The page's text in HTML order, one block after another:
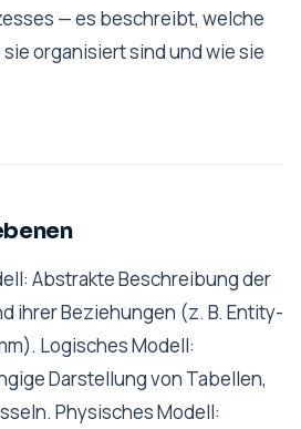
— es beschreibt, welche
organisiert sind und wie sie
Abstrakte Beschreibung der
ihrer Beziehungen (z. B. Entity-
Logisches Modell:
Darstellung von Tabellen,
Physisches Modell: